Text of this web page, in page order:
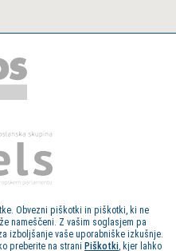
Obvezni piškotki in piškotki, ki ne
nameščeni. Z vašim soglasjem pa
izboljšanje vaše uporabniške izkušnje.
preberite na strani Piškotki, kjer lahko